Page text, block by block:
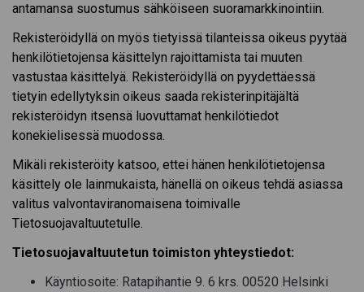
antamansa suostumus sähköiseen suoramarkkinointiin.
Rekisteröidyllä on myös tietyissä tilanteissa oikeus pyytää
henkilötietojensa käsittelyn rajoittamista tai muuten
vastustaa käsittelyä. Rekisteröidyllä on pyydettäessä
tietyin edellytyksin oikeus saada rekisterinpitäjältä
rekisteröidyn itsensä luovuttamat henkilötiedot
konekielisessä muodossa.
Mikäli rekisteröity katsoo, ettei hänen henkilötietojensa
käsittely ole lainmukaista, hänellä on oikeus tehdä asiassa
valitus valvontaviranomaisena toimivalle
Tietosuojavaltuutetulle.
Tietosuojavaltuutetun toimiston yhteystiedot:
Käyntiosoite: Ratapihantie 9. 6 krs. 00520 Helsinki